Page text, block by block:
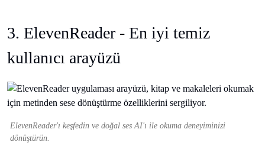
3. ElevenReader - En iyi temiz
kullanıcı arayüzü
ElevenReader'ı keşfedin ve doğal ses AI'ı ile okuma deneyiminizi
dönüştürün.